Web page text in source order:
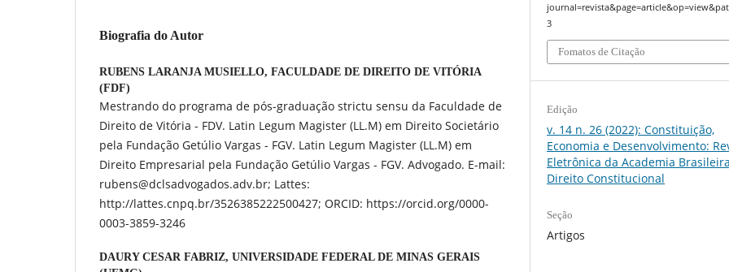
Biografia do Autor
RUBENS LARANJA MUSIELLO, FACULDADE DE DIREITO DE VITÓRIA
(FDF)
Mestrando do programa de pós-graduação strictu sensu da Faculdade de
Direito de Vitória - FDV. Latin Legum Magister (LL.M) em Direito Societário
pela Fundação Getúlio Vargas - FGV. Latin Legum Magister (LL.M) em
Direito Empresarial pela Fundação Getúlio Vargas - FGV. Advogado. E-mail:
rubens@dclsadvogados.adv.br; Lattes:
http://lattes.cnpq.br/3526385222500427; ORCID: https://orcid.org/0000-
0003-3859-3246
DAURY CESAR FABRIZ, UNIVERSIDADE FEDERAL DE MINAS GERAIS
3
Fomatos de Citação
Edição
v. 14 n. 26 (2022): Constituição,
Economia e Desenvolvimento:
Eletrônica da Academia
Direito Constitucional
Seção
Artigos